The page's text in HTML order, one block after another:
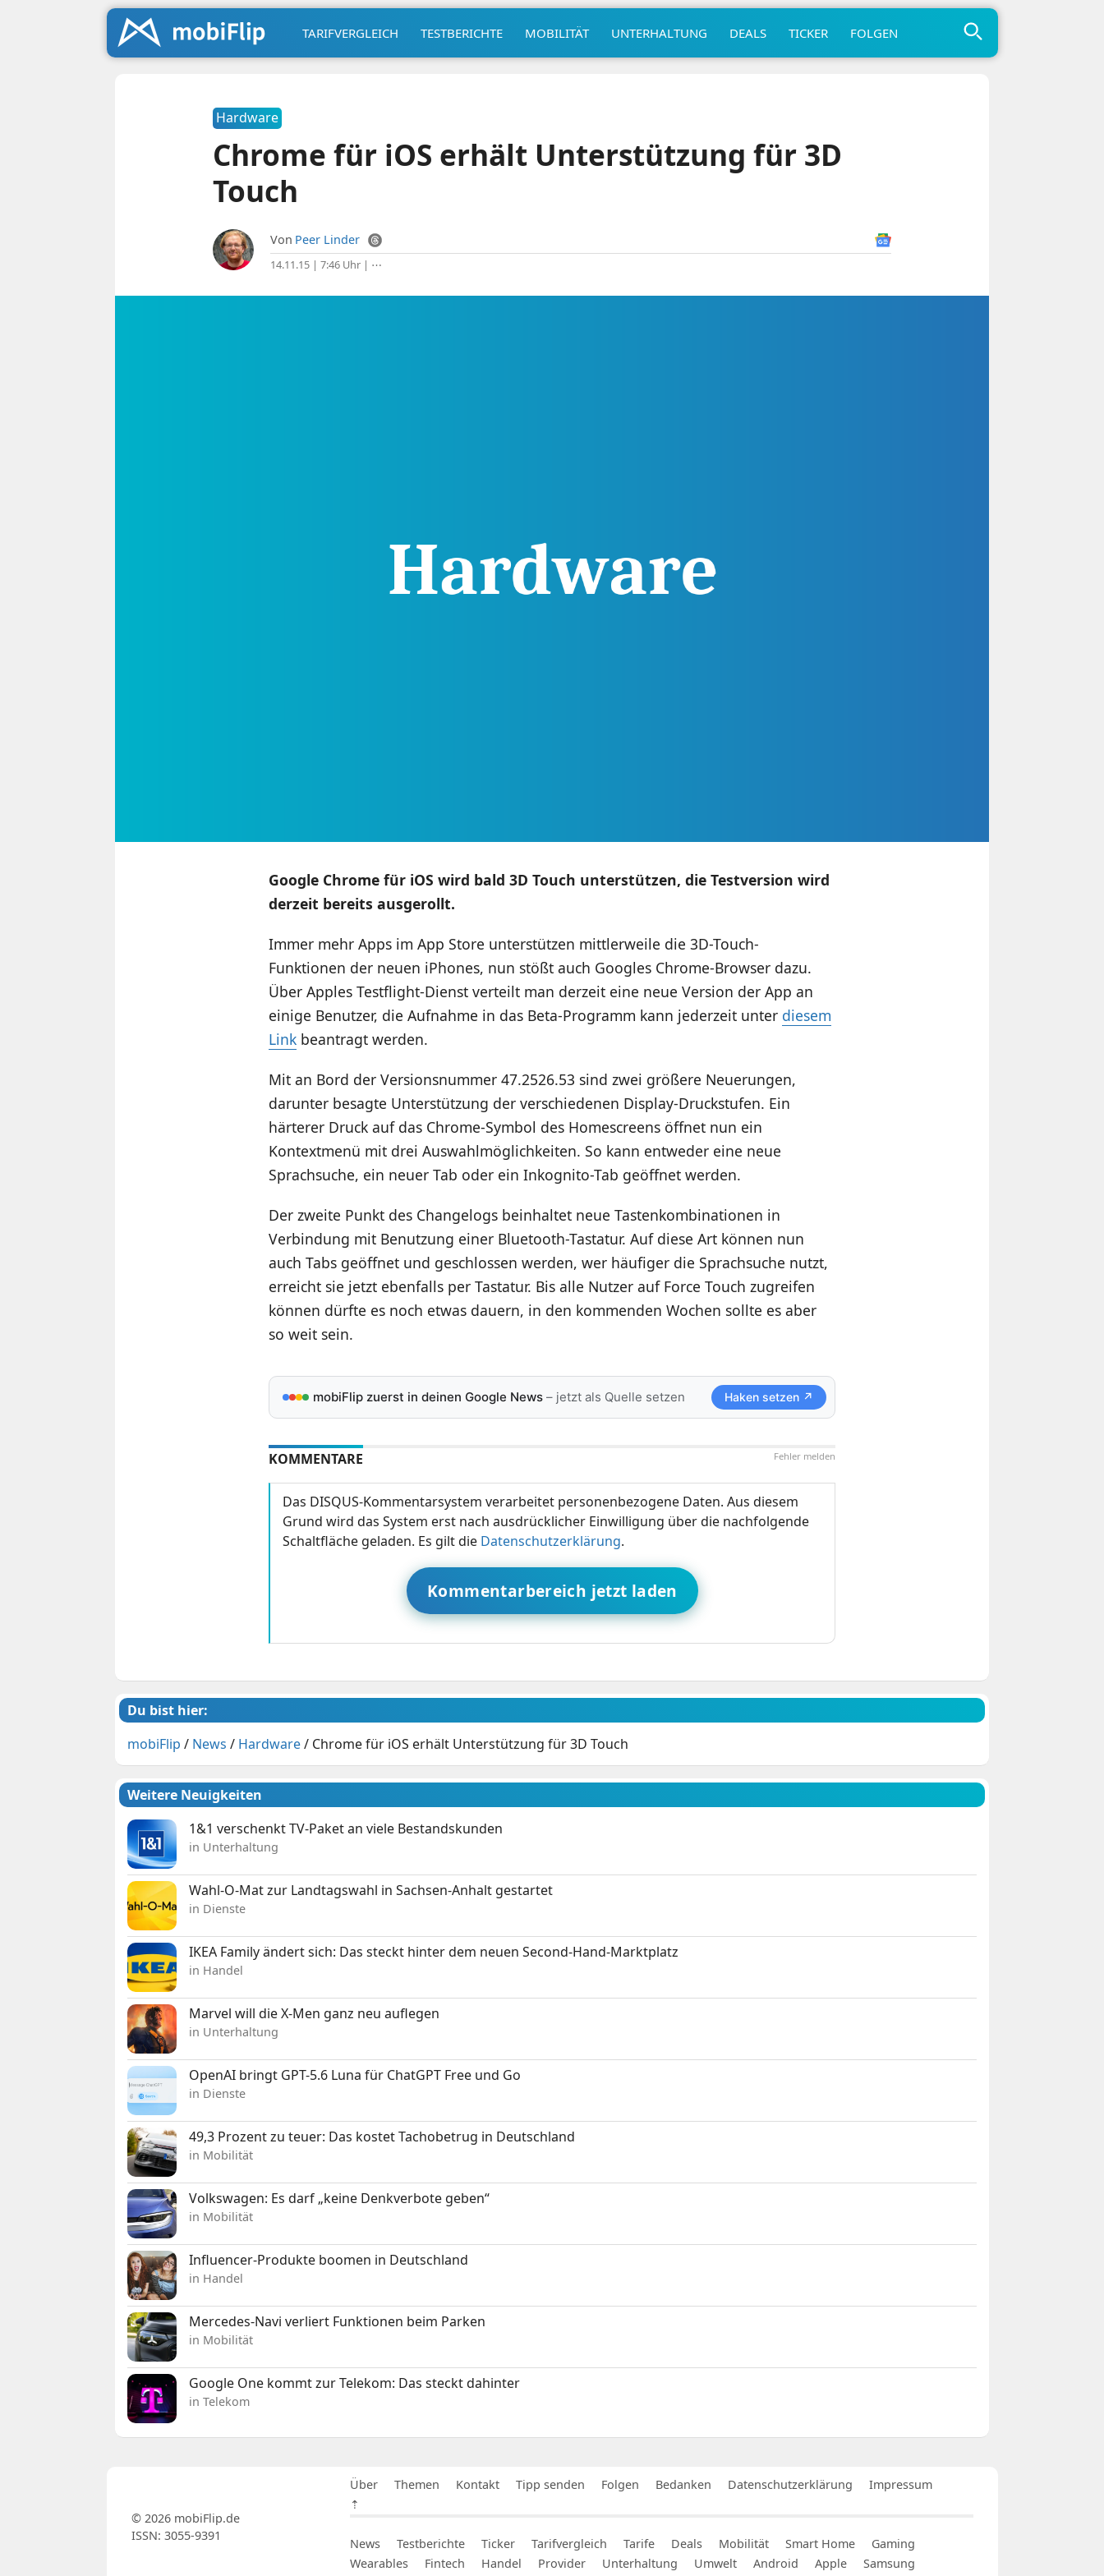
TARIFVERGLEICH TESTBERICHTE MOBILITÄT UNTERHALTUNG DEALS TICKER FOLGEN
Hardware
Chrome für iOS erhält Unterstützung für 3D
Touch
Von Peer Linder
14.11.15 | 7:46 Uhr| ⋯
Google Chrome für iOS wird bald 3D Touch unterstützen, die Testversion wird
derzeit bereits ausgerollt.
Immer mehr Apps im App Store unterstützen mittlerweile die 3D-Touch-
Funktionen der neuen iPhones, nun stößt auch Googles Chrome-Browser dazu.
Über Apples Testflight-Dienst verteilt man derzeit eine neue Version der App an
einige Benutzer, die Aufnahme in das Beta-Programm kann jederzeit unter diesem
Linkbeantragt werden.
Mit an Bord der Versionsnummer 47.2526.53 sind zwei größere Neuerungen,
darunter besagte Unterstützung der verschiedenen Display-Druckstufen. Ein
härterer Druck auf das Chrome-Symbol des Homescreens öffnet nun ein
Kontextmenü mit drei Auswahlmöglichkeiten. So kann entweder eine neue
Sprachsuche, ein neuer Tab oder ein Inkognito-Tab geöffnet werden.
Der zweite Punkt des Changelogs beinhaltet neue Tastenkombinationen in
Verbindung mit Benutzung einer Bluetooth-Tastatur. Auf diese Art können nun
auch Tabs geöffnet und geschlossen werden, wer häufiger die Sprachsuche nutzt,
erreicht sie jetzt ebenfalls per Tastatur. Bis alle Nutzer auf Force Touch zugreifen
können dürfte es noch etwas dauern, in den kommenden Wochen sollte es aber
so weit sein.
mobiFlip zuerst in deinen Google News– jetzt als Quelle setzen Haken setzen ↗
Fehler melden
KOMMENTARE
Das DISQUS-Kommentarsystem verarbeitet personenbezogene Daten. Aus diesem
Grund wird das System erst nach ausdrücklicher Einwilligung über die nachfolgende
Schaltfläche geladen. Es gilt die Datenschutzerklärung.
Kommentarbereich jetzt laden
Du bist hier:
mobiFlip / News / Hardware/ Chrome für iOS erhält Unterstützung für 3D Touch
Weitere Neuigkeiten
1&1 verschenkt TV-Paket an viele Bestandskunden
in Unterhaltung
Wahl-O-Mat zur Landtagswahl in Sachsen-Anhalt gestartet
in Dienste
IKEA Family ändert sich: Das steckt hinter dem neuen Second-Hand-Marktplatz
in Handel
Marvel will die X-Men ganz neu auflegen
in Unterhaltung
OpenAI bringt GPT-5.6 Luna für ChatGPT Free und Go
in Dienste
49,3 Prozent zu teuer: Das kostet Tachobetrug in Deutschland
in Mobilität
Volkswagen: Es darf „keine Denkverbote geben“
in Mobilität
Influencer-Produkte boomen in Deutschland
in Handel
Mercedes-Navi verliert Funktionen beim Parken
in Mobilität
Google One kommt zur Telekom: Das steckt dahinter
in Telekom
Über Themen Kontakt Tipp senden Folgen Bedanken Datenschutzerklärung
Impressum
⇡
News Testberichte Ticker Tarifvergleich Tarife Deals Mobilität Smart Home
Gaming
Wearables
Fintech Handel Provider Unterhaltung Umwelt Android Apple
Samsung
© 2026 mobiFlip.de
ISSN: 3055-9391